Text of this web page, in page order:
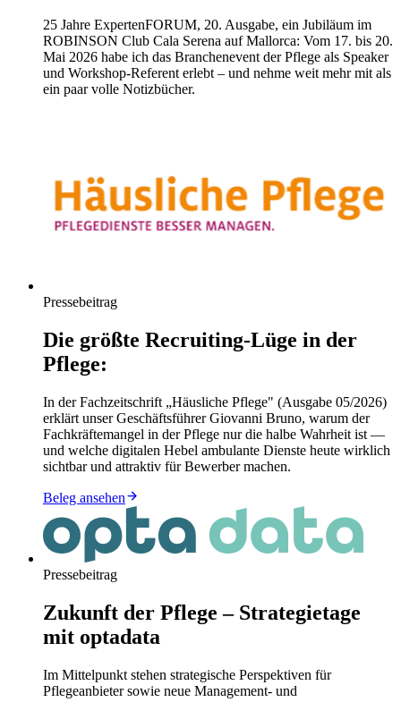
25 Jahre ExpertenFORUM, 20. Ausgabe, ein Jubiläum im
ROBINSON Club Cala Serena auf Mallorca: Vom 17. bis 20.
Mai 2026 habe ich das Branchenevent der Pflege als Speaker
und Workshop-Referent erlebt – und nehme weit mehr mit als
ein paar volle Notizbücher.
Pressebeitrag
Die größte Recruiting-Lüge in der
Pflege:
In der Fachzeitschrift „Häusliche Pflege" (Ausgabe 05/2026)
erklärt unser Geschäftsführer Giovanni Bruno, warum der
Fachkräftemangel in der Pflege nur die halbe Wahrheit ist —
und welche digitalen Hebel ambulante Dienste heute wirklich
sichtbar und attraktiv für Bewerber machen.
Beleg ansehen
Pressebeitrag
Zukunft der Pflege – Strategietage
mit optadata
Im Mittelpunkt stehen strategische Perspektiven für
Pflegeanbieter sowie neue Management- und